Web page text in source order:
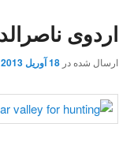
اردوی
ارسال شده در 18 آوریل 2013